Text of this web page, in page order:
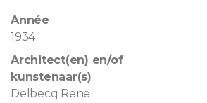
Année
1934
Architect(en) en/of
kunstenaar(s)
Delbecq Rene